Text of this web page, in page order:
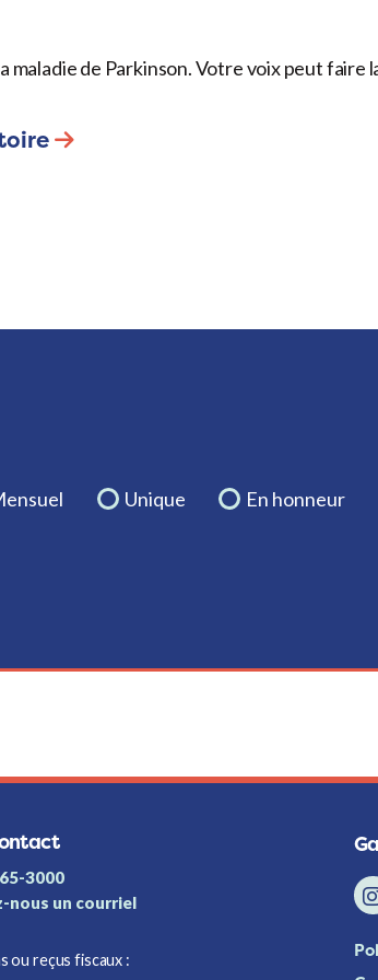
de Parkinson. Votre voix peut faire
Unique En honneur
3000
nous un courriel
ou reçus fiscaux :